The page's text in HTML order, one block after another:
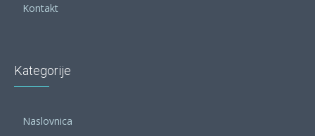
Kontakt
Kategorije
Naslovnica